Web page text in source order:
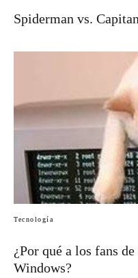
Spiderman vs.
Tecnología
¿Por qué a los fans
Windows?